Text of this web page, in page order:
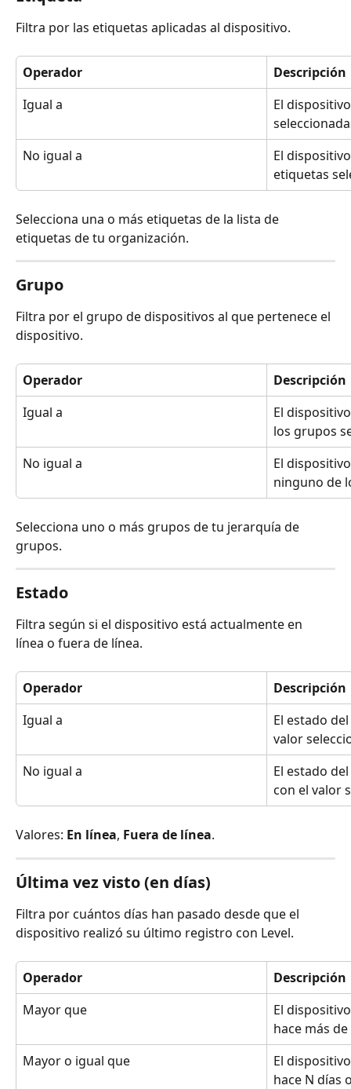
Filtra por las etiquetas aplicadas al dispositivo.
Operador
Descripción
Igual a
El
No igual a
El
etiquetas
Selecciona una o más etiquetas de la lista de
etiquetas de tu organización.
Grupo
Filtra por el grupo de dispositivos al que pertenece el
dispositivo.
Operador
Descripción
Igual a
El
los grupos
No igual a
El
ninguno de
Selecciona uno o más grupos de tu jerarquía de
grupos.
Estado
Filtra según si el dispositivo está actualmente en
línea o fuera de línea.
Operador
Descripción
Igual a
El estado
valor
No igual a
El estado
con el valor
Valores: En línea, Fuera de línea.
Última vez visto (en días)
Filtra por cuántos días han pasado desde que el
dispositivo realizó su último registro con Level.
Operador
Descripción
Mayor que
El
hace más
Mayor o igual que
El
hace N días